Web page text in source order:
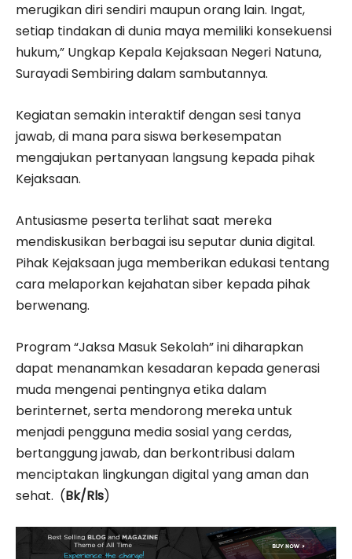
merugikan diri sendiri maupun orang lain. Ingat,
setiap tindakan di dunia maya memiliki konsekuensi
hukum,” Ungkap Kepala Kejaksaan Negeri Natuna,
Surayadi Sembiring dalam sambutannya.
Kegiatan semakin interaktif dengan sesi tanya
jawab, di mana para siswa berkesempatan
mengajukan pertanyaan langsung kepada pihak
Kejaksaan.
Antusiasme peserta terlihat saat mereka
mendiskusikan berbagai isu seputar dunia digital.
Pihak Kejaksaan juga memberikan edukasi tentang
cara melaporkan kejahatan siber kepada pihak
berwenang.
Program “Jaksa Masuk Sekolah” ini diharapkan
dapat menanamkan kesadaran kepada generasi
muda mengenai pentingnya etika dalam
berinternet, serta mendorong mereka untuk
menjadi pengguna media sosial yang cerdas,
bertanggung jawab, dan berkontribusi dalam
menciptakan lingkungan digital yang aman dan
sehat. (Bk/Rls)